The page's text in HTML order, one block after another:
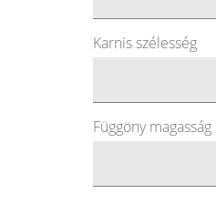
Karnis szélesség
Függöny magasság